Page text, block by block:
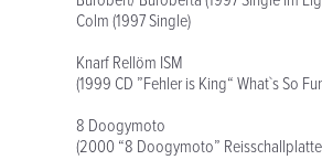
Colm (1997 Single)
Knarf Rellöm ISM
(1999 CD ”Fehler is King“ What`s So
8 Doogymoto
(2000 “8 Doogymoto”